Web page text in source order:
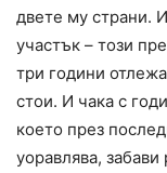
двете му страни.
участък – този
три години
стои. И чака с
което през
уоравлява,